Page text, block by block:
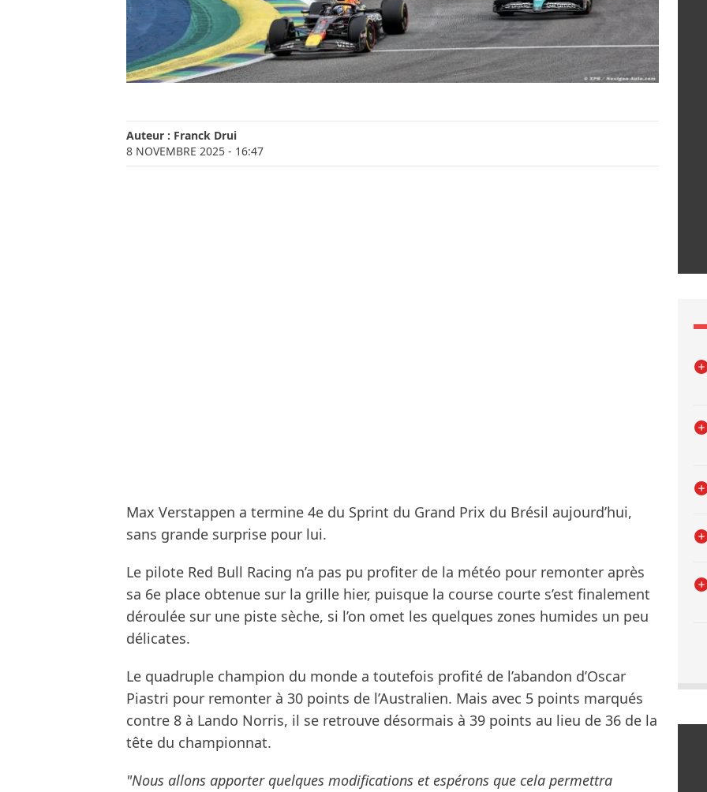
Auteur : Franck Drui
8 NOVEMBRE 2025 - 16:47
Max Verstappen a termine 4e du Sprint du Grand Prix du Brésil aujourd’hui,
sans grande surprise pour lui.
Le pilote Red Bull Racing n’a pas pu profiter de la météo pour remonter après
sa 6e place obtenue sur la grille hier, puisque la course courte s’est finalement
déroulée sur une piste sèche, si l’on omet les quelques zones humides un peu
délicates.
Le quadruple champion du monde a toutefois profité de l’abandon d’Oscar
Piastri pour remonter à 30 points de l’Australien. Mais avec 5 points marqués
contre 8 à Lando Norris, il se retrouve désormais à 39 points au lieu de 36 de la
tête du championnat.
"Nous allons apporter quelques modifications et espérons que cela permettra